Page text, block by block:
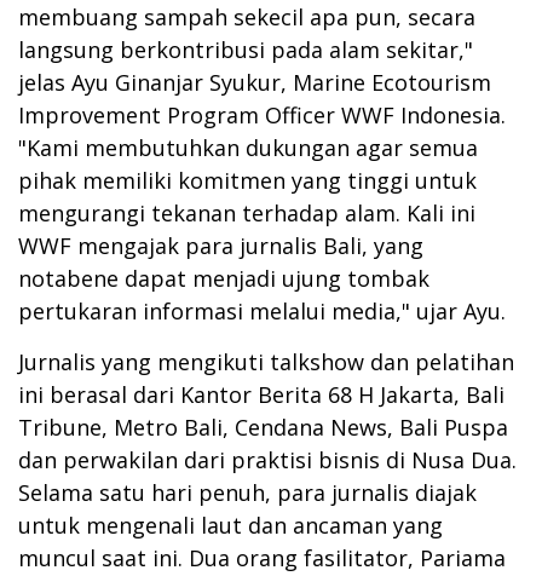
membuang sampah sekecil apa pun, secara
langsung berkontribusi pada alam sekitar,"
jelas Ayu Ginanjar Syukur, Marine Ecotourism
Improvement Program Officer WWF Indonesia.
"Kami membutuhkan dukungan agar semua
pihak memiliki komitmen yang tinggi untuk
mengurangi tekanan terhadap alam. Kali ini
WWF mengajak para jurnalis Bali, yang
notabene dapat menjadi ujung tombak
pertukaran informasi melalui media," ujar Ayu.
Jurnalis yang mengikuti talkshow dan pelatihan
ini berasal dari Kantor Berita 68 H Jakarta, Bali
Tribune, Metro Bali, Cendana News, Bali Puspa
dan perwakilan dari praktisi bisnis di Nusa Dua.
Selama satu hari penuh, para jurnalis diajak
untuk mengenali laut dan ancaman yang
muncul saat ini. Dua orang fasilitator, Pariama